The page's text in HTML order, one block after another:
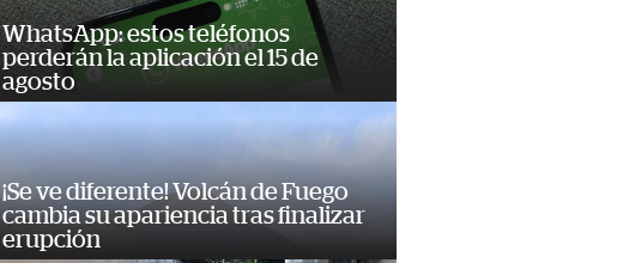
WhatsApp: estos teléfonos
perderán la aplicación el 15 de
agosto
¡Se ve diferente! Volcán de Fuego
cambia su apariencia tras finalizar
erupción